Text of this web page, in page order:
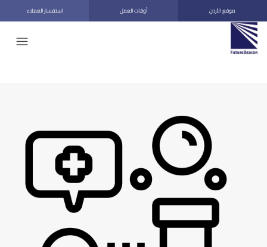
موقع الأردن أوقات العمل استفسار العملاء